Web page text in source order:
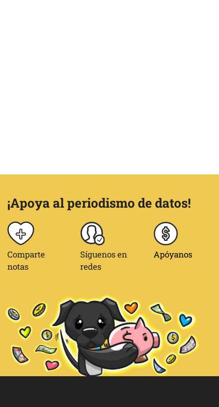
¡Apoya al periodismo de datos!
Comparte
notas
Síguenos en
redes
Apóyanos